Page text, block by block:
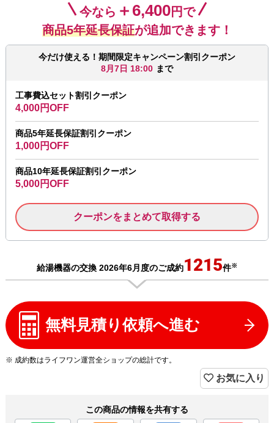
今なら ＋6,400円で
商品5年延長保証が追加できます！
今だけ使える！期間限定キャンペーン割引クーポン
8月7日 18:00 まで
工事費込セット割引クーポン
4,000円OFF
商品5年延長保証割引クーポン
1,000円OFF
商品10年延長保証割引クーポン
5,000円OFF
クーポンをまとめて取得する
給湯機器の交換 2026年6月度のご成約1215件※
無料見積り依頼へ進む
※ 成約数はライフワン運営全ショップの総計です。
お気に入り
この商品の情報を共有する